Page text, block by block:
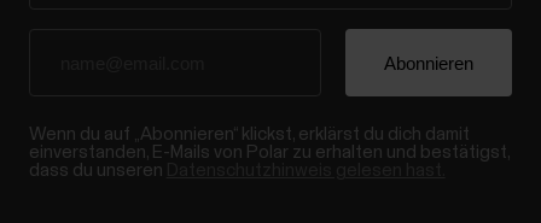
Wenn du auf „Abonnieren“ klickst, erklärst du dich damit
einverstanden, E-Mails von Polar zu erhalten und bestätigst,
dass du unseren